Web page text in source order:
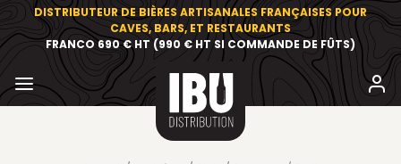
DISTRIBUTEUR DE BIÈRES ARTISANALES FRANÇAISES POUR
CAVES, BARS, ET RESTAURANTS
FRANCO 690 € HT (990 € HT SI COMMANDE DE FÛTS)